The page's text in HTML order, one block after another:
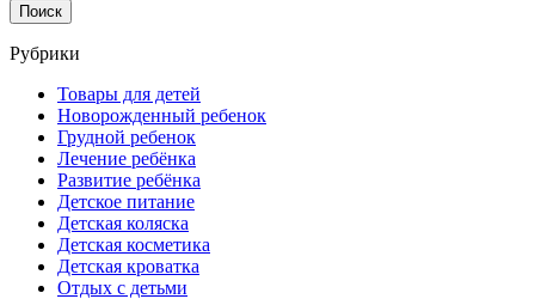
Рубрики
Товары для детей
Новорожденный ребенок
Грудной ребенок
Лечение ребёнка
Развитие ребёнка
Детское питание
Детская коляска
Детская косметика
Детская кроватка
Отдых с детьми